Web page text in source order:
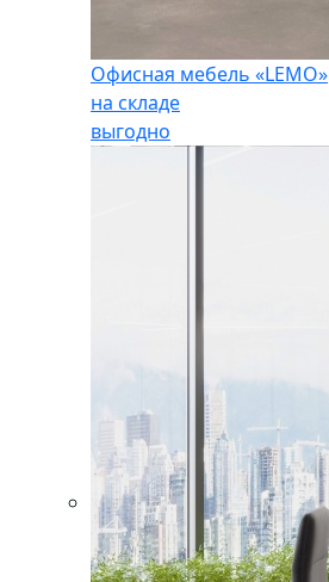
Офисная мебель «LEMO»
на складе
выгодно